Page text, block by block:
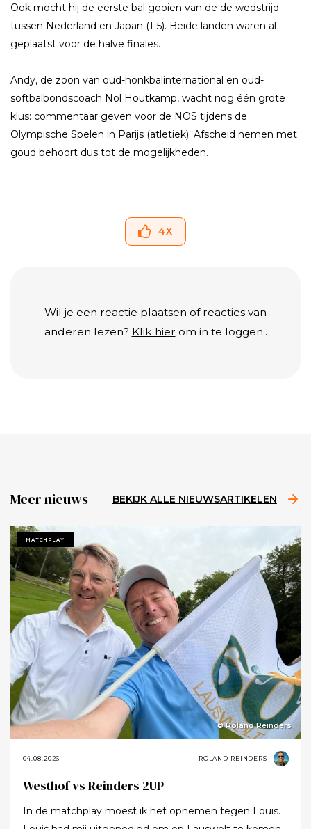
Ook mocht hij de eerste bal gooien van de de wedstrijd
tussen Nederland en Japan (1-5). Beide landen waren al
geplaatst voor de halve finales.
Andy, de zoon van oud-honkbalinternational en oud-
softbalbondscoach Nol Houtkamp, wacht nog één grote
klus: commentaar geven voor de NOS tijdens de
Olympische Spelen in Parijs (atletiek). Afscheid nemen met
goud behoort dus tot de mogelijkheden.
4X
Wil je een reactie plaatsen of reacties van
anderen lezen? Klik hier om in te loggen..
Meer nieuws BEKIJK ALLE NIEUWSARTIKELEN
MATCHPLAY
© Roland Reinders
04.08.2026 ROLAND REINDERS
Westhof vs Reinders 2UP
In de matchplay moest ik het opnemen tegen Louis.